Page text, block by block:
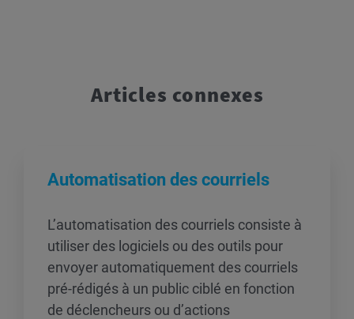
Articles connexes
Automatisation des courriels
L’automatisation des courriels consiste à
utiliser des logiciels ou des outils pour
envoyer automatiquement des courriels
pré-rédigés à un public ciblé en fonction
de déclencheurs ou d’actions